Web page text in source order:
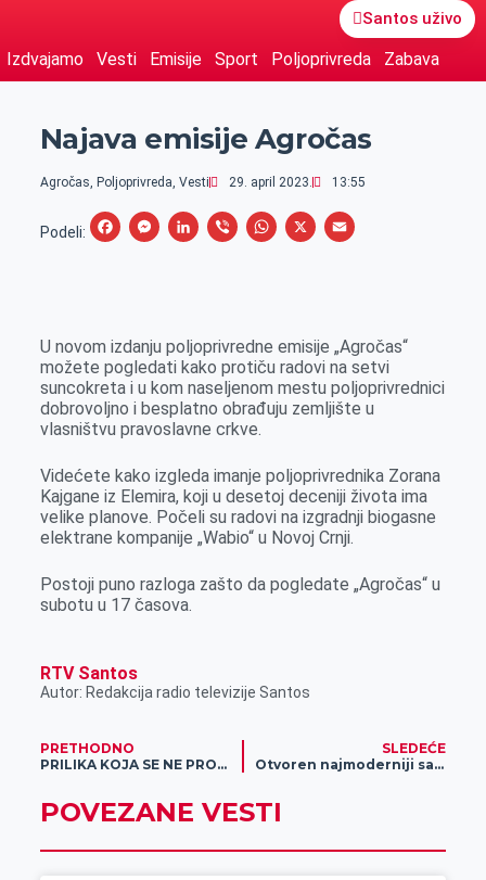
Santos uživo
Izdvajamo Vesti Emisije Sport Poljoprivreda Zabava
Najava emisije Agročas
Agročas, Poljoprivreda, Vesti 29. april 2023. 13:55
Podeli:
F
b
o
o
k
M
e
n
g
e
r
L
e
d
I
n
V
r
W
s
A
p
X
E
l
U novom izdanju poljoprivredne emisije „Agročas“
možete pogledati kako protiču radovi na setvi
suncokreta i u kom naseljenom mestu poljoprivrednici
dobrovoljno i besplatno obrađuju zemljište u
vlasništvu pravoslavne crkve.
Videćete kako izgleda imanje poljoprivrednika Zorana
Kajgane iz Elemira, koji u desetoj deceniji života ima
velike planove. Počeli su radovi na izgradnji biogasne
elektrane kompanije „Wabio“ u Novoj Crnji.
Postoji puno razloga zašto da pogledate „Agročas“ u
subotu u 17 časova.
RTV Santos
Autor: Redakcija radio televizije Santos
PRETHODNO
PRILIKA KOJA SE NE PROPUŠTA: Meridian ti poklanja 1.000 DINARA za vikend tiket!
SLEDEĆE
Otvoren najmoderniji salon keramike u Zrenjaninu „Dom design“
POVEZANE VESTI